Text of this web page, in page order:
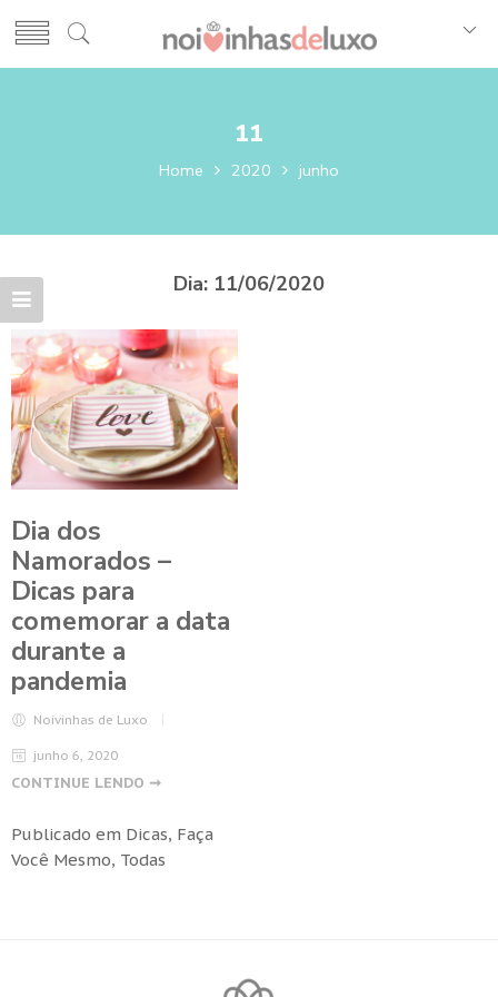
11
Home 2020 junho
Dia: 11/06/2020
Dia dos
Namorados –
Dicas para
comemorar a data
durante a
pandemia
Noivinhas de Luxo
junho 6, 2020
CONTINUE LENDO ➞
Publicado em Dicas, Faça
Você Mesmo, Todas